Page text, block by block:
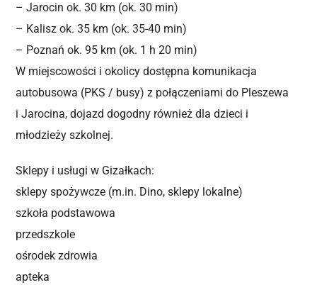
– Jarocin ok. 30 km (ok. 30 min)
– Kalisz ok. 35 km (ok. 35-40 min)
– Poznań ok. 95 km (ok. 1 h 20 min)
W miejscowości i okolicy dostępna komunikacja
autobusowa (PKS / busy) z połączeniami do Pleszewa
i Jarocina, dojazd dogodny również dla dzieci i
młodzieży szkolnej.
Sklepy i usługi w Gizałkach:
sklepy spożywcze (m.in. Dino, sklepy lokalne)
szkoła podstawowa
przedszkole
ośrodek zdrowia
apteka